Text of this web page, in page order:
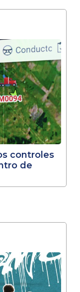
controles
de